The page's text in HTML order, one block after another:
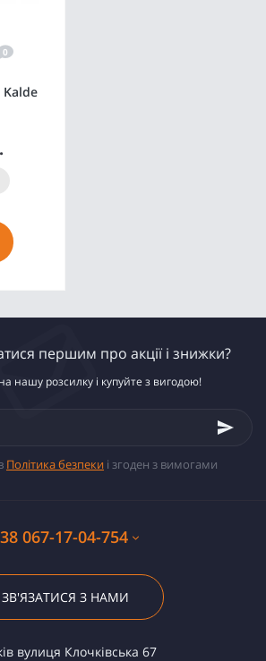
0
першим про акції і знижки?
нашу розсилку і купуйте з вигодою!
Політика безпеки і згоден з вимогами
067-17-04-754
ЗВ'ЯЗАТИСЯ З НАМИ
вулиця Клочківська 67